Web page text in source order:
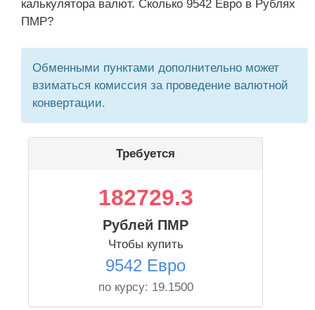
калькулятора валют. Сколько 9542 Евро в Рублях
ПМР?
Обменными пунктами дополнительно может
взиматься комиссия за проведение валютной
конвертации.
Требуется
182729.3
Рублей ПМР
Чтобы купить
9542 Евро
по курсу: 19.1500